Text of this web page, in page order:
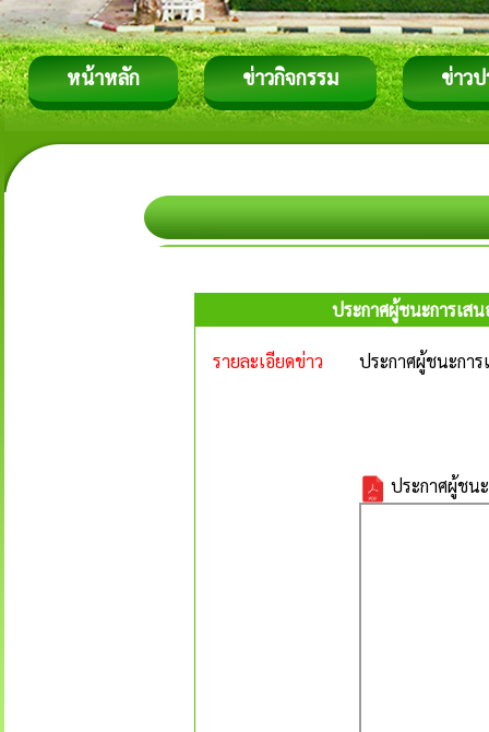
หน้าหลัก ข่าวกิจกรรม ข่าว
ประกาศผู้ชนะการเสน
รายละเอียดข่าว ประกาศผู้ชนะการ
ประกาศผู้ชนะ